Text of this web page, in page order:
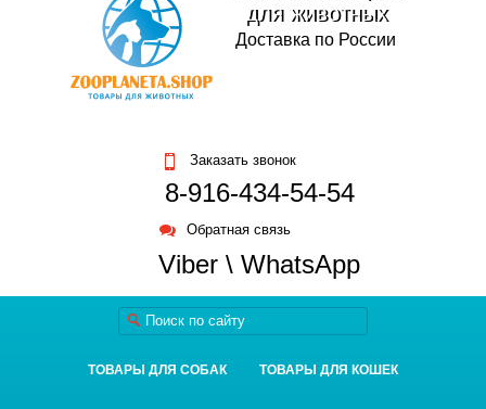
для животных
Доставка по России
Заказать звонок
8-916-434-54-54
Обратная связь
Viber \ WhatsApp
ТОВАРЫ ДЛЯ СОБАК ТОВАРЫ ДЛЯ КОШЕК